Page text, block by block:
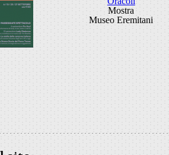
Mostra
Museo Eremitani